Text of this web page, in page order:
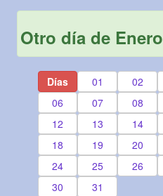
Otro día de Enero
Días 01 02
06
07 08
12
13 14
18
19 20
24
25 26
30
31